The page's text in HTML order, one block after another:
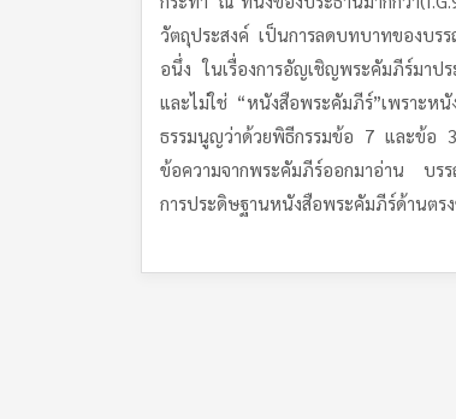
วัตถุประสงค์ เป็นการลดบทบาทของบ
อนึ่ง ในเรื่องการอัญเชิญพระคัมภีร์มา
และไม่ใช่ “หนังสือพระคัมภีร์”เพราะห
ธรรมนูญว่าด้วยพิธีกรรมข้อ 7 และข้อ
ข้อความจากพระคัมภีร์ออกมาอ่าน บรร
การประดิษฐานหนังสือพระคัมภีร์ด้านตร